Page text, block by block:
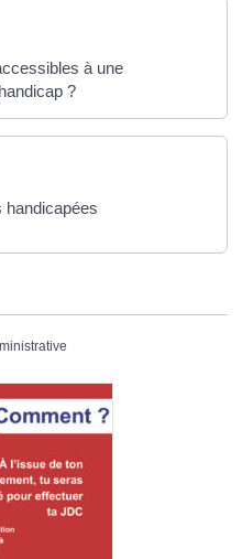
à une
?
handicapées